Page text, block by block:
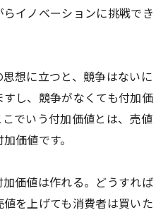
イノベーションに挑戦でき
思想に立つと、競争はないに
し、競争がなくても付加価
でいう付加価値とは、売値
価値です。
価値は作れる。どうすれば
を上げても消費者は買いた